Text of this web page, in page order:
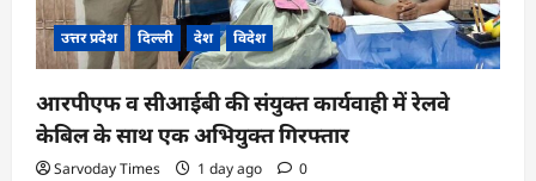
उत्तर प्रदेश दिल्ली देश विदेश
आरपीएफ व सीआईबी की संयुक्त कार्यवाही में रेलवे
केबिल के साथ एक अभियुक्त गिरफ्तार
Sarvoday Times 1 day ago 0